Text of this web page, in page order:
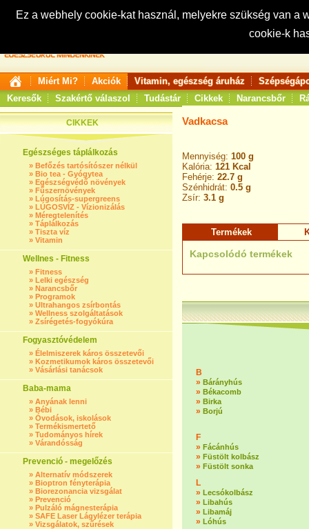
Ez a webhely cookie-kat használ, melyekre szükség van
cookie-k
Keresés:
Miért Mi? Akciók Vitamin, egészség áruház
Keresők
Szakértő válaszol Tudástár Cikkek Narancsbőr
CIKKEK
Egészséges táplálkozás
» Befőzés tartósítószer nélkül
» Bio tea - Gyógytea
» Egészségvédő növények
» Fűszernövények
» Lúgosítás-supergreens
» LÚGOSVÍZ - Vízionizálás
» Méregtelenítés
» Táplálkozás
» Tiszta víz
» Vitamin
Wellnes - Fitness
» Fitness
» Lelki egészség
» Narancsbőr
» Programok
» Ultrahangos zsírbontás
» Wellness szolgáltatások
» Zsírégetés-fogyókúra
Fogyasztóvédelem
» Élelmiszerek káros összetevői
» Kozmetikumok káros összetevői
» Vásárlási tanácsok
Baba-mama
» Anyának lenni
» Bébi
» Óvodások, iskolások
» Termékismertető
» Tudományos hírek
» Várandósság
Prevenció - megelőzés
» Alternatív módszerek
» Bioptron fényterápia
» Biorezonancia vizsgálat
» Prevenció
» Pulzáló mágnesterápia
» SAFE Laser Lágylézer terápia
» Vizsgálatok, szűrések
Vadkacsa
Mennyiség: 100 g
Kalória: 121 Kcal
Fehérje: 22.7 g
Szénhidrát: 0.5 g
Zsír: 3.1 g
Termékek
Kapcsolódó termékek
B
» Bárányhús
» Békacomb
» Birka
» Borjú
F
» Fácánhús
» Füstölt kolbász
» Füstölt sonka
L
» Lecsókolbász
» Libahús
» Libamáj
» Lóhús